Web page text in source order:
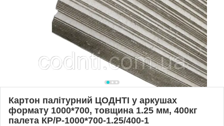
Картон палітурний ЦОДНТІ у аркушах
формату 1000*700, товщина 1.25 мм, 400кг
палета КР/Р-1000*700-1.25/400-1